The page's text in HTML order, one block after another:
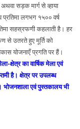
सड़क मार्ग से व्हाया
प्रतिमा लगभग १५०० वर्ष
सहस्रफणी कहलाती है। हर
से उतरते हुए मूर्ति को
योजनाएँ प्रगति पर हैं।
क्षेत्र का वार्षिक मेला एवं
है। क्षेत्र पर उपलब्ध
भोजनशाला एवं पुस्तकालय भी